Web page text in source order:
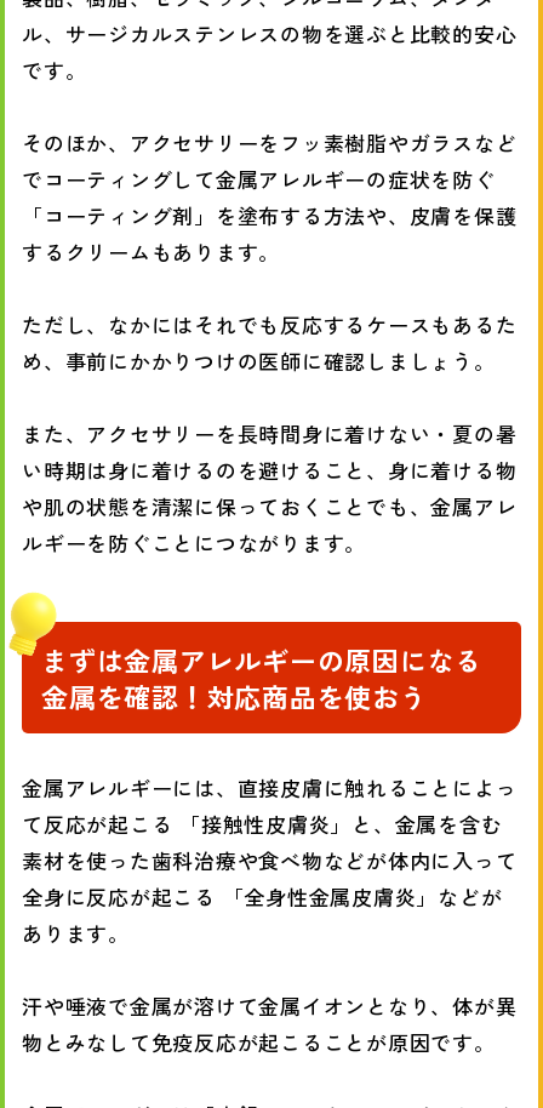
ル、サージカルステンレスの物を選ぶと比較的安心
です。
そのほか、アクセサリーをフッ素樹脂やガラスなど
でコーティングして金属アレルギーの症状を防ぐ
「コーティング剤」を塗布する方法や、皮膚を保護
するクリームもあります。
ただし、なかにはそれでも反応するケースもあるた
め、事前にかかりつけの医師に確認しましょう。
また、アクセサリーを長時間身に着けない・夏の暑
い時期は身に着けるのを避けること、身に着ける物
や肌の状態を清潔に保っておくことでも、金属アレ
ルギーを防ぐことにつながります。
まずは金属アレルギーの原因になる
金属を確認！対応商品を使おう
金属アレルギーには、直接皮膚に触れることによっ
て反応が起こる 「接触性皮膚炎」と、金属を含む
素材を使った歯科治療や食べ物などが体内に入って
全身に反応が起こる 「全身性金属皮膚炎」などが
あります。
汗や唾液で金属が溶けて金属イオンとなり、体が異
物とみなして免疫反応が起こることが原因です。